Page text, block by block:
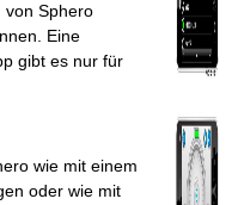
von Sphero
Eine
gibt es nur für
wie mit einem
oder wie mit